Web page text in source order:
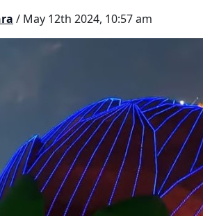
/ May 12th 2024, 10:57 am